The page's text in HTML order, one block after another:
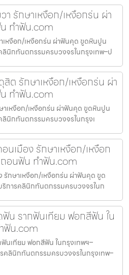
รักษาเหงือก/เหงือกร่น ผ่า
ทำฟัน.com
หงือก/เหงือกร่น ผ่าฟันคุด ขูดหินปูน
นิกทันตกรรมครบวงจรในกรุงเทพ–ป
รักษาเหงือก/เหงือกร่น ผ่า
ทำฟัน.com
เหงือก/เหงือกร่น ผ่าฟันคุด ขูดหินปูน
นิกทันตกรรมครบวงจรในกรุงเ
นเมือง รักษาเหงือก/เหงือก
อนฟัน ทำฟัน.com
รักษาเหงือก/เหงือกร่น ผ่าฟันคุด ขูด
ารคลินิกทันตกรรมครบวงจรในก
น รากฟันเทียม ฟอกสีฟัน ใน
ฟัน.com
นเทียม ฟอกสีฟัน ในกรุงเทพฯ–
ลินิกทันตกรรมครบวงจรในกรุงเทพ–